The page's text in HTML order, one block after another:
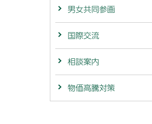
男女共同参画
国際交流
相談案内
物価高騰対策